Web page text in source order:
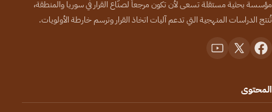
مؤسسة بحثية مستقلة تسعى لأن تكون مرجعاً لصنّاع القرار في سوريا والمنطقة،
تُنتج الدراسات المنهجية التي تدعم آليات اتخاذ القرار وترسم خارطة الأولويات.
المحتوى